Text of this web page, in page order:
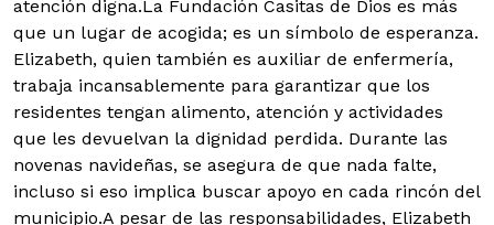
atención digna.La Fundación Casitas de Dios es más
que un lugar de acogida; es un símbolo de esperanza.
Elizabeth, quien también es auxiliar de enfermería,
trabaja incansablemente para garantizar que los
residentes tengan alimento, atención y actividades
que les devuelvan la dignidad perdida. Durante las
novenas navideñas, se asegura de que nada falte,
incluso si eso implica buscar apoyo en cada rincón del
municipio.A pesar de las responsabilidades, Elizabeth